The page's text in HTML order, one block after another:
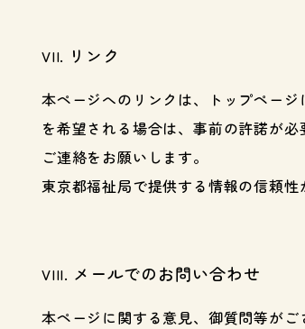
リンク
本ページへのリンクは、トップペー
を希望される場合は、事前の許諾が
ご連絡をお願いします。
東京都福祉局で提供する情報の信頼
メールでのお問い合わせ
本ページに関する意見、御質問等がご